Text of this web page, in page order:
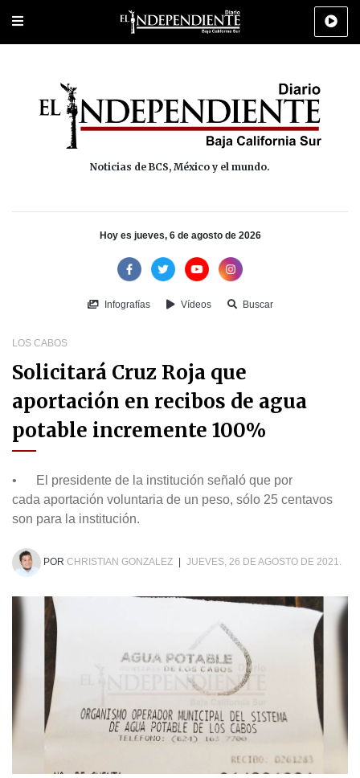
Portada Los Cabos Policiaca Deportes Cultura
Noticias de BCS, México y el mundo.
Hoy es jueves, 6 de agosto de 2026
Infografías Vídeos Buscar
LOS CABOS
Solicitará Cruz Roja que
aportación en recibos de agua
potable incremente 100%
• El presidente de la institución señaló que por
cada aportación voluntaria de un peso, sólo 25 centavos
son para la institución.
POR CHRISTIAN GONZALEZ JUEVES, 26 DE AGOSTO DE 2021.